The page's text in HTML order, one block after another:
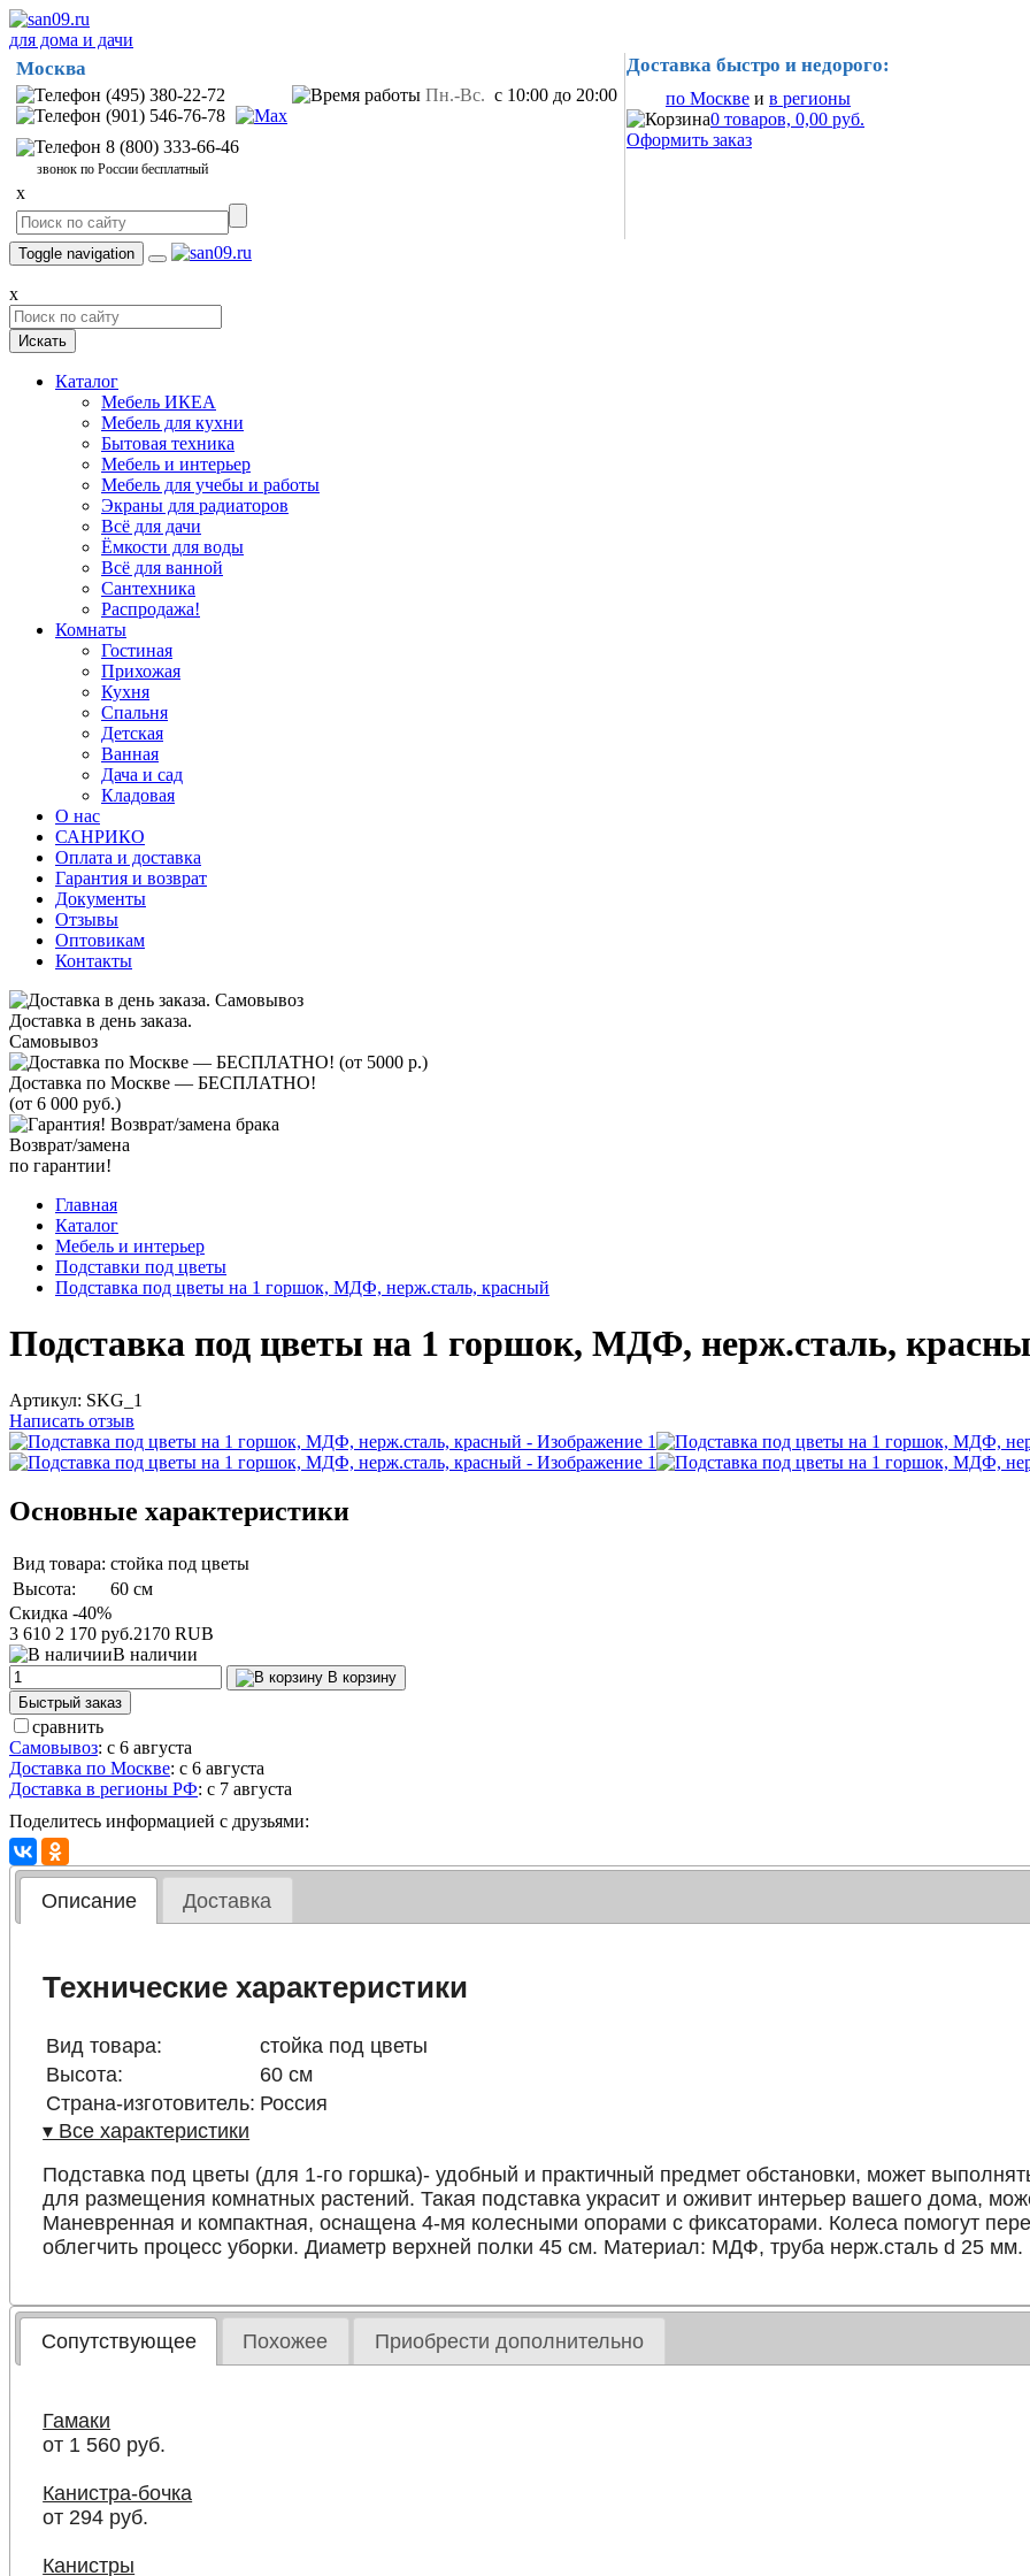
для дома и дачи
Москва
(495) 380-22-72
(901) 546-76-78
8 (800) 333-66-46
звонок по России бесплатный
Пн.-Вс. с 10:00 до 20:00
x
Доставка быстро и недорого:
по Москве и в регионы
0 товаров, 0,00 руб.
Оформить заказ
Toggle navigation
x
Искать
Каталог
Мебель ИКЕА
Мебель для кухни
Бытовая техника
Мебель и интерьер
Мебель для учебы и работы
Экраны для радиаторов
Всё для дачи
Ёмкости для воды
Всё для ванной
Сантехника
Распродажа!
Комнаты
Гостиная
Прихожая
Кухня
Спальня
Детская
Ванная
Дача и сад
Кладовая
О нас
САНРИКО
Оплата и доставка
Гарантия и возврат
Документы
Отзывы
Оптовикам
Контакты
Доставка в день заказа.
Самовывоз
Доставка по Москве — БЕСПЛАТНО!
(от 6 000 руб.)
Возврат/замена
по гарантии!
Главная
Каталог
Мебель и интерьер
Подставки под цветы
Подставка под цветы на 1 горшок, МДФ, нерж.сталь, красный
Подставка под цветы на 1 горшок, МДФ, нерж.сталь,
Артикул: SKG_1
Написать отзыв
Основные характеристики
Вид товара: стойка под цветы
Высота:
60 см
Скидка -40%
3 610 2 170 руб.2170 RUB
В наличии
В корзину
Быстрый заказ
сравнить
Самовывоз: с 6 августа
Доставка по Москве: с 6 августа
Доставка в регионы РФ: с 7 августа
Поделитесь информацией с друзьями:
Описание Доставка
Технические характеристики
Вид товара:
стойка под цветы
Высота:
60 см
Страна-изготовитель: Россия
▾ Все характеристики
Подставка под цветы (для 1-го горшка)- удобный и практичный предмет обстановки, может
для размещения комнатных растений. Такая подставка украсит и оживит интерьер вашего дома,
Маневренная и компактная, оснащена 4-мя колесными опорами с фиксаторами. Колеса помогут
облегчить процесс уборки. Диаметр верхней полки 45 см. Материал: МДФ, труба нерж.сталь d 25 мм.
Сопутствующее Похожее Приобрести дополнительно
Гамаки
от 1 560 руб.
Канистра-бочка
от 294 руб.
Канистры